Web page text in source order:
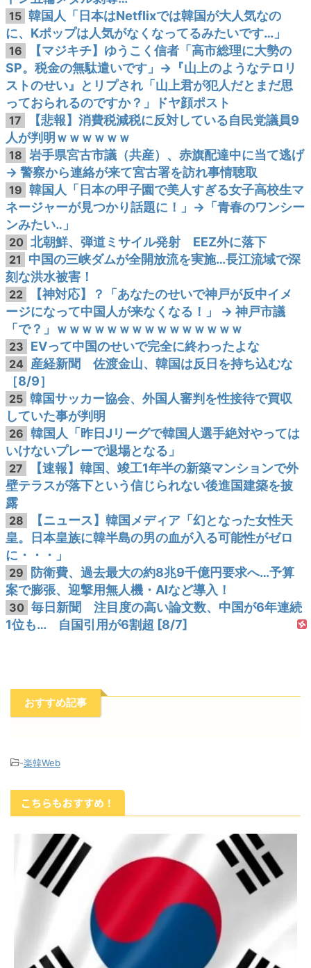
15 韓国人「日本はNetflixでは韓国が大人気なの
に、Kポップは人気がなくなってるみたいです…」
16
【マジキチ】ゆうこく信者「高市総理に大勢の
SP。税金の無駄遣いです」→『山上のようなテロリ
ストのせい』とリプされ「山上君が犯人だとまだ思
っておられるのですか？」ドヤ顔ポスト
17
【悲報】消費税減税に反対している自民党議員9
人が判明ｗｗｗｗｗｗ
18 岩手県宮古市議（共産）、赤旗配達中に当て逃げ
→ 警察から連絡が来て宮古署を訪れ事情聴取
19 韓国人「日本の甲子園で美人すぎる女子高校生マ
ネージャーが見つかり話題に！」→「青春のワンシー
ンみたい‥」
20 北朝鮮、弾道ミサイル発射 EEZ外に落下
21
中国の三峡ダムが全開放流を実施…長江流域で深
刻な洪水被害！
22
【神対応】？「あなたのせいで神戸が反中イメ
ージになって中国人が来なくなる！」 → 神戸市議
「で？」ｗｗｗｗｗｗｗｗｗｗｗｗｗｗｗ
23 EVって中国のせいで完全に終わったよな
24 産経新聞 佐渡金山、韓国は反日を持ち込むな
［8/9］
25 韓国サッカー協会、外国人審判を性接待で買収
していた事が判明
26 韓国人「昨日Jリーグで韓国人選手絶対やっては
いけないプレーで退場となる」
27
【速報】韓国、竣工1年半の新築マンションで外
壁テラスが落下という信じられない後進国建築を披
露
28
【ニュース】韓国メディア「幻となった女性天
皇。日本皇族に韓半島の男の血が入る可能性がゼロ
に・・・」
29
防衛費、過去最大の約8兆9千億円要求へ…予算
案で膨張、迎撃用無人機・AIなど導入！
30 毎日新聞 注目度の高い論文数、中国が6年連続
1位も… 自国引用が6割超 [8/7]
おすすめ記事
-楽韓Web
こちらもおすすめ！